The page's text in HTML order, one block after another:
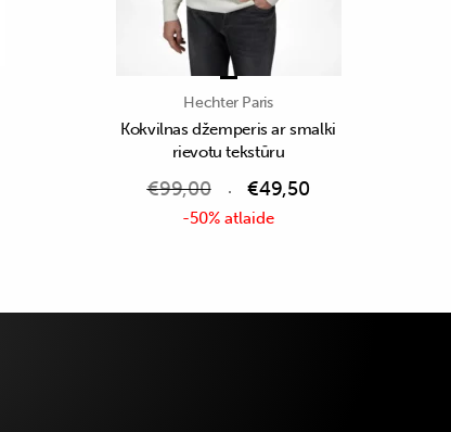
Hechter Paris
Kokvilnas džemperis ar smalki
rievotu tekstūru
€99,00 €49,50
-50% atlaide